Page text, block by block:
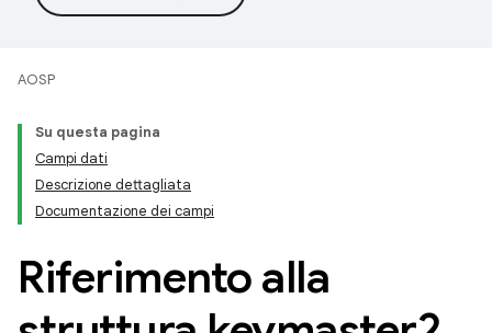
AOSP
Su questa pagina
Campi dati
Descrizione dettagliata
Documentazione dei campi
Riferimento alla